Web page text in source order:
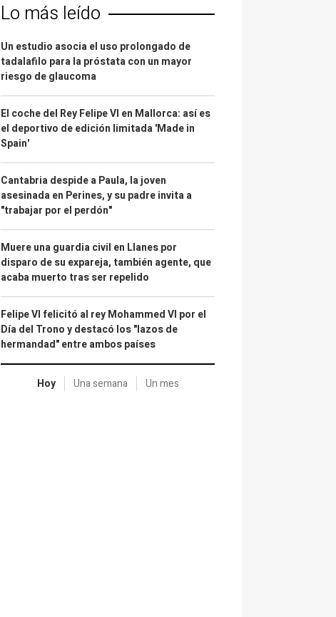
Lo más leído
Un estudio asocia el uso prolongado de
tadalafilo para la próstata con un mayor
riesgo de glaucoma
El coche del Rey Felipe VI en Mallorca: así es
el deportivo de edición limitada 'Made in
Spain'
Cantabria despide a Paula, la joven
asesinada en Perines, y su padre invita a
"trabajar por el perdón"
Muere una guardia civil en Llanes por
disparo de su expareja, también agente, que
acaba muerto tras ser repelido
Felipe VI felicitó al rey Mohammed VI por el
Día del Trono y destacó los "lazos de
hermandad" entre ambos países
Hoy Una semana Un mes